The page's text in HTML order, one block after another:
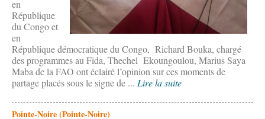
en
République
du Congo et
en
République démocratique du Congo, Richard Bouka, chargé
des programmes au Fida, Thechel Ekoungoulou, Marius Saya
Maba de la FAO ont éclairé l’opinion sur ces moments de
partage placés sous le signe de ... Lire la suite
Pointe-Noire (Pointe-Noire)